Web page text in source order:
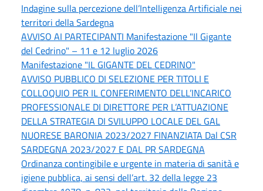
Indagine sulla percezione dell’Intelligenza Artificiale nei
territori della Sardegna
AVVISO AI PARTECIPANTI Manifestazione "Il Gigante
del Cedrino" – 11 e 12 luglio 2026
Manifestazione "IL GIGANTE DEL CEDRINO"
AVVISO PUBBLICO DI SELEZIONE PER TITOLI E
COLLOQUIO PER IL CONFERIMENTO DELL’INCARICO
PROFESSIONALE DI DIRETTORE PER L’ATTUAZIONE
DELLA STRATEGIA DI SVILUPPO LOCALE DEL GAL
NUORESE BARONIA 2023/2027 FINANZIATA Dal CSR
SARDEGNA 2023/2027 E DAL PR SARDEGNA
Ordinanza contingibile e urgente in materia di sanità e
igiene pubblica, ai sensi dell’art. 32 della legge 23